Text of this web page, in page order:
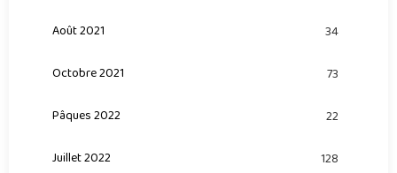
Août 2021 34
Octobre 2021 73
Pâques 2022 22
Juillet 2022 128